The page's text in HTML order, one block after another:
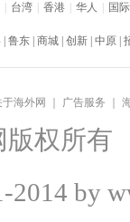
台湾 香港 华人 国际
鲁东 商城 创新 中原
于海外网 广告服务
版权所有
2014 by